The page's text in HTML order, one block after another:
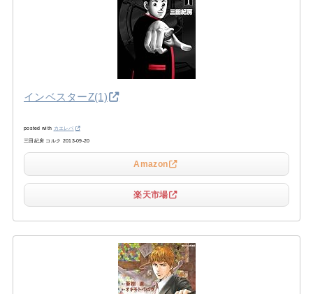
インベスターZ(1)
posted with カエレバ
三田紀房 コルク 2013-09-20
Amazon
楽天市場